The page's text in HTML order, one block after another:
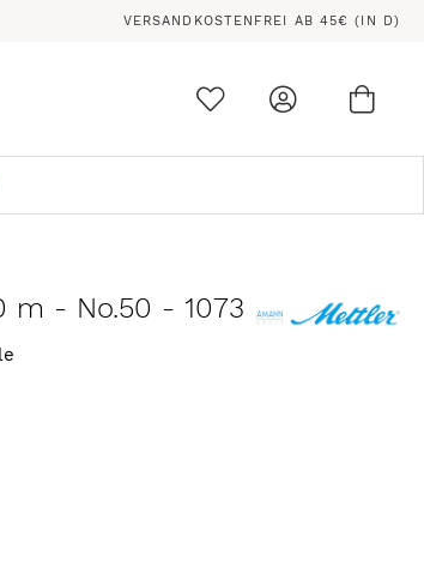
VERSANDKOSTENFREI AB 45€ (IN D)
m - No.50 - 1073